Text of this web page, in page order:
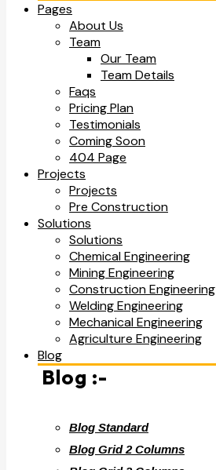
Pages
About Us
Team
Our Team
Team Details
Faqs
Pricing Plan
Testimonials
Coming Soon
404 Page
Projects
Projects
Pre Construction
Solutions
Solutions
Chemical Engineering
Mining Engineering
Construction Engineering
Welding Engineering
Mechanical Engineering
Agriculture Engineering
Blog
Blog :-
Blog Standard
Blog Grid 2 Columns